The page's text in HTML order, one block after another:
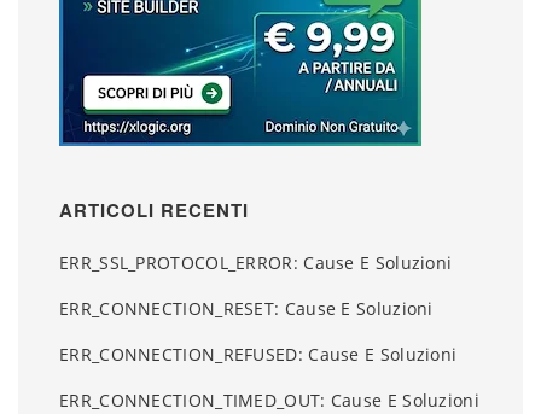
ARTICOLI RECENTI
ERR_SSL_PROTOCOL_ERROR: Cause E Soluzioni
ERR_CONNECTION_RESET: Cause E Soluzioni
ERR_CONNECTION_REFUSED: Cause E Soluzioni
ERR_CONNECTION_TIMED_OUT: Cause E Soluzioni